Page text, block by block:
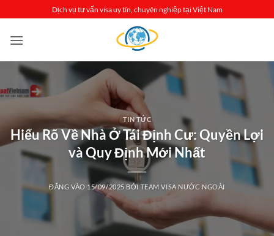
qua
nội
Dịch vụ tư vấn visa uy tín, chuyên nghiệp tại Việt Nam
TIN TỨC
Hiểu Rõ Về Nhà Ở Tái Định Cư: Quyền Lợi
và Quy Định Mới Nhất
ĐĂNG VÀO 15/09/2025 BỞITEAM VISA NƯỚC NGOÀI